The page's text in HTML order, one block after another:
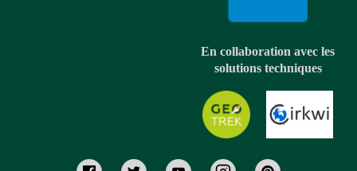
En collaboration avec les
solutions techniques